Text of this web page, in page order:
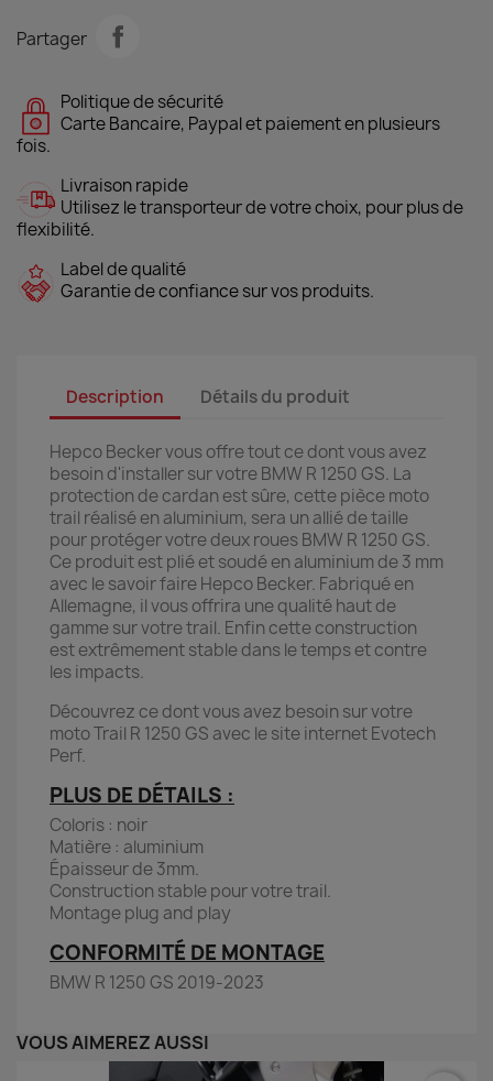
Partager
Politique de sécurité
Carte Bancaire, Paypal et paiement en plusieurs
fois.
Livraison rapide
Utilisez le transporteur de votre choix, pour plus de
flexibilité.
Label de qualité
Garantie de confiance sur vos produits.
Description Détails du produit
Hepco Becker vous offre tout ce dont vous avez
besoin d'installer sur votre BMW R 1250 GS. La
protection de cardan est sûre, cette pièce moto
trail réalisé en aluminium, sera un allié de taille
pour protéger votre deux roues BMW R 1250 GS.
Ce produit est plié et soudé en aluminium de 3 mm
avec le savoir faire Hepco Becker. Fabriqué en
Allemagne, il vous offrira une qualité haut de
gamme sur votre trail. Enfin cette construction
est extrêmement stable dans le temps et contre
les impacts.
Découvrez ce dont vous avez besoin sur votre
moto Trail R 1250 GS avec le site internet Evotech
Perf.
PLUS DE DÉTAILS :
Coloris : noir
Matière : aluminium
Épaisseur de 3mm.
Construction stable pour votre trail.
Montage plug and play
CONFORMITÉ DE MONTAGE
BMW R 1250 GS 2019-2023
VOUS AIMEREZ AUSSI